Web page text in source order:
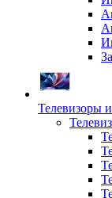
Телевизоры